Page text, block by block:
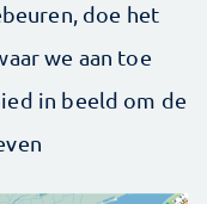
doe het
we aan toe
in beeld om de